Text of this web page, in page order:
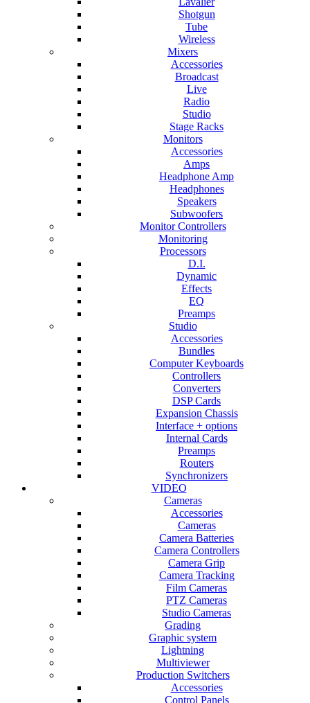
Shotgun
Tube
Wireless
Mixers
Accessories
Broadcast
Live
Radio
Studio
Stage Racks
Monitors
Accessories
Amps
Headphone Amp
Headphones
Speakers
Subwoofers
Monitor Controllers
Monitoring
Processors
D.I.
Dynamic
Effects
EQ
Preamps
Studio
Accessories
Bundles
Computer Keyboards
Controllers
Converters
DSP Cards
Expansion Chassis
Interface + options
Internal Cards
Preamps
Routers
Synchronizers
VIDEO
Cameras
Accessories
Cameras
Camera Batteries
Camera Controllers
Camera Grip
Camera Tracking
Film Cameras
PTZ Cameras
Studio Cameras
Grading
Graphic system
Lightning
Multiviewer
Production Switchers
Accessories
Control Panels